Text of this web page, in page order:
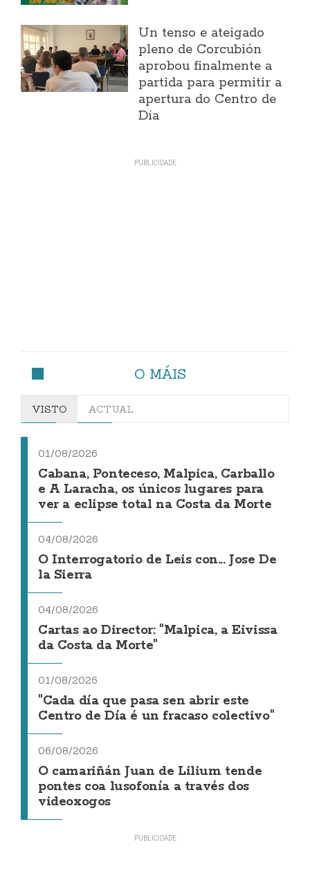
Un tenso e ateigado
pleno de Corcubión
aprobou finalmente a
partida para permitir a
apertura do Centro de
Día
O MÁIS
VISTO ACTUAL
01/08/2026
Cabana, Ponteceso, Malpica, Carballo
e A Laracha, os únicos lugares para
ver a eclipse total na Costa da Morte
04/08/2026
O Interrogatorio de Leis con... Jose De
la Sierra
04/08/2026
Cartas ao Director: "Malpica, a Eivissa
da Costa da Morte"
01/08/2026
"Cada día que pasa sen abrir este
Centro de Día é un fracaso colectivo"
06/08/2026
O camariñán Juan de Lilium tende
pontes coa lusofonía a través dos
videoxogos